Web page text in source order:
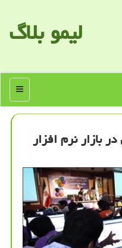
لیمو بلاگ
منو
بازار نرم افزار